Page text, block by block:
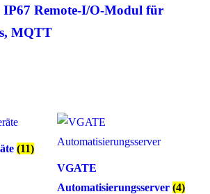
Remote-I/O-Modul für
MQTT
(11)
VGATE
Automatisierungsserver (4)